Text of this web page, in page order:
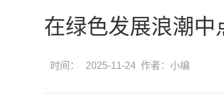
在绿色发展浪潮中
时间： 2025-11-24 作者：小编